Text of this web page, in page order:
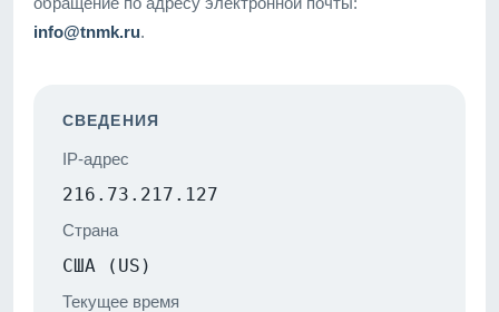
info@tnmk.ru.
СВЕДЕНИЯ
IP-адрес
216.73.217.127
Страна
США (US)
Текущее время